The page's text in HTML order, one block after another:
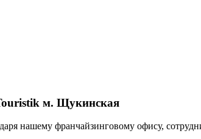
м. Щукинская
нашему франчайзинговому офису,